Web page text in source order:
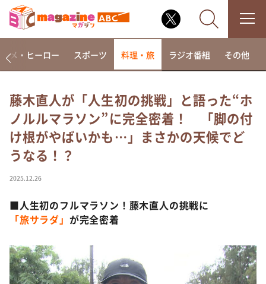
なるみ・岡村の過ぎるTV
相席食堂
これ余談なんですけど・・・
～人生密着トークバラエティ！～ やすとものいたっ
て真剣です
探偵！ナイトスクープ
news おかえり
（news おかえり）
DAIGOも台所 ～きょうの献立 何にする？～
メ・ヒーロー スポーツ 料理・旅 ラジオ番組 その他
藤木直人が「人生初の挑戦」と語った“ホ
ノルルマラソン”に完全密着！ 「脚の付
け根がやばいかも…」まさかの天候でど
うなる！？
2025.12.26
■人生初のフルマラソン！藤木直人の挑戦に
「旅サラダ」 が完全密着